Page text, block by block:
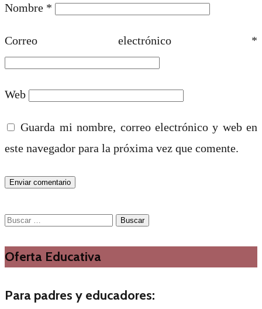
Nombre *
Correo electrónico *
Web
Guarda mi nombre, correo electrónico y web en
este navegador para la próxima vez que comente.
Buscar:
Oferta Educativa
Para padres y educadores: